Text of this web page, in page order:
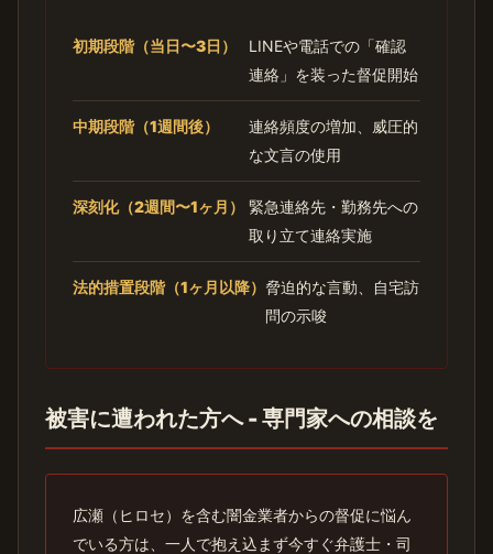
初期段階（当日〜3日）
LINEや電話での「確認
連絡」を装った督促開始
中期段階（1週間後）
連絡頻度の増加、威圧的
な文言の使用
深刻化（2週間〜1ヶ月）
緊急連絡先・勤務先への
取り立て連絡実施
法的措置段階（1ヶ月以降） 脅迫的な言動、自宅訪
問の示唆
被害に遭われた方へ - 専門家への相談を
広瀬（ヒロセ）を含む闇金業者からの督促に悩ん
でいる方は、一人で抱え込まず今すぐ弁護士・司